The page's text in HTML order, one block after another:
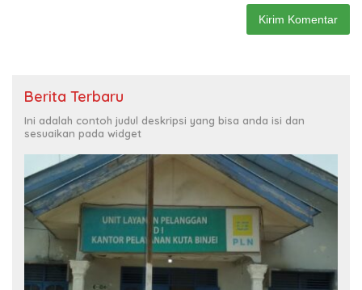
Berita Terbaru
Ini adalah contoh judul deskripsi yang bisa anda isi dan
sesuaikan pada widget